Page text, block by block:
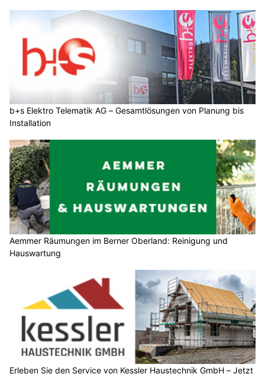
b+s Elektro Telematik AG – Gesamtlösungen von Planung bis
Installation
Aemmer Räumungen im Berner Oberland: Reinigung und
Hauswartung
Erleben Sie den Service von Kessler Haustechnik GmbH – Jetzt